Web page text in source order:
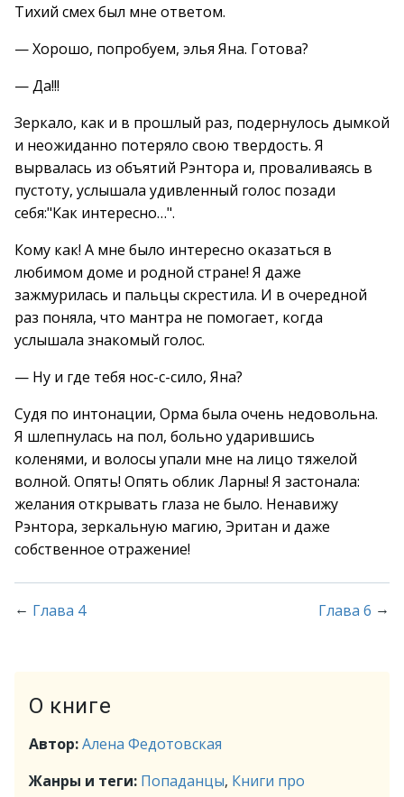
Тихий смех был мне ответом.
— Хорошо, попробуем, элья Яна. Готова?
— Да!!!
Зеркало, как и в прошлый раз, подернулось дымкой
и неожиданно потеряло свою твердость. Я
вырвалась из объятий Рэнтора и, проваливаясь в
пустоту, услышала удивленный голос позади
себя:"Как интересно…".
Кому как! А мне было интересно оказаться в
любимом доме и родной стране! Я даже
зажмурилась и пальцы скрестила. И в очередной
раз поняла, что мантра не помогает, когда
услышала знакомый голос.
— Ну и где тебя нос-с-сило, Яна?
Судя по интонации, Орма была очень недовольна.
Я шлепнулась на пол, больно ударившись
коленями, и волосы упали мне на лицо тяжелой
волной. Опять! Опять облик Ларны! Я застонала:
желания открывать глаза не было. Ненавижу
Рэнтора, зеркальную магию, Эритан и даже
собственное отражение!
Глава 6 →
← Глава 4
О книге
Автор:Алена Федотовская
Жанры и теги: Попаданцы, Книги про